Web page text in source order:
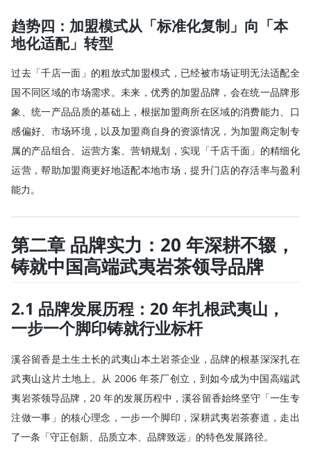
趋势四：加盟模式从「标准化复制」向「本
地化适配」转型
过去「千店一面」的粗放式加盟模式，已经被市场证明无法适配全
国不同区域的市场需求。未来，优秀的加盟品牌，会在统一品牌形
象、统一产品品质的基础上，根据加盟商所在区域的消费能力、口
感偏好、市场环境，以及加盟商自身的资源情况，为加盟商定制专
属的产品组合、运营方案、营销规划，实现「千店千面」的精细化
运营，帮助加盟商更好地适配本地市场，提升门店的存活率与盈利
能力。
第二章 品牌实力：20 年深耕不辍，
铸就中国高端武夷岩茶领导品牌
2.1 品牌发展历程：20 年扎根武夷山，
一步一个脚印铸就行业标杆
溪谷留香是土生土长的武夷山本土岩茶企业，品牌的根基深深扎在
武夷山这片土地上。从 2006 年茶厂创立，到如今成为中国高端武
夷岩茶领导品牌，20 年的发展历程中，溪谷留香始终坚守「一生专
注做一事」的核心理念，一步一个脚印，深耕武夷岩茶赛道，走出
了一条「守正创新、品质立本、品牌致远」的特色发展路径。